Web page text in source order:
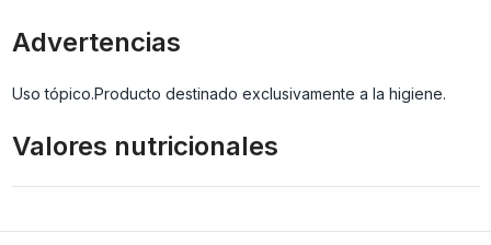
Advertencias
Uso tópico.Producto destinado exclusivamente a la higiene.
Valores nutricionales